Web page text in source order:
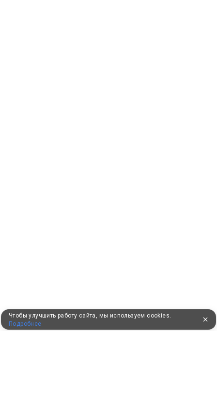
Чтобы улучшить работу сайта, мы используем cookies.
Подробнее